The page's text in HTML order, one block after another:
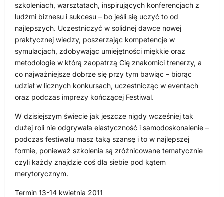
szkoleniach, warsztatach, inspirujących konferencjach z
ludźmi biznesu i sukcesu – bo jeśli się uczyć to od
najlepszych. Uczestniczyć w solidnej dawce nowej
praktycznej wiedzy, poszerzając kompetencje w
symulacjach, zdobywając umiejętności miękkie oraz
metodologie w którą zaopatrzą Cię znakomici trenerzy, a
co najważniejsze dobrze się przy tym bawiąc – biorąc
udział w licznych konkursach, uczestnicząc w eventach
oraz podczas imprezy kończącej Festiwal.
W dzisiejszym świecie jak jeszcze nigdy wcześniej tak
dużej roli nie odgrywała elastyczność i samodoskonalenie –
podczas festiwalu masz taką szansę i to w najlepszej
formie, ponieważ szkolenia są zróżnicowane tematycznie
czyli każdy znajdzie coś dla siebie pod kątem
merytorycznym.
Termin 13-14 kwietnia 2011